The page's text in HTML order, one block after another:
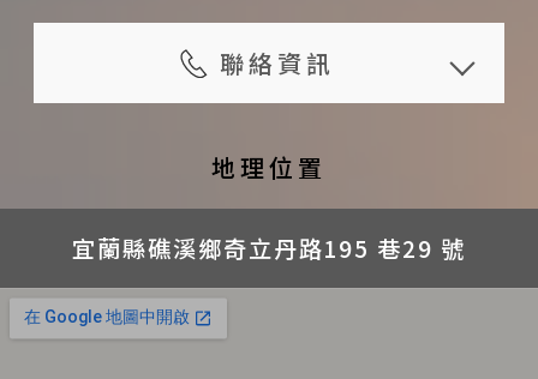
~ 6 歲之間孩童以成人價格5折計
費、3 歲以下孩童每房可有 1 位不
佔床不收費；上列優惠每房以2位為
限，第3位起以成人計費
攜帶大型行李的旅人請自行斟酌訂
提供位於一樓之房間可供行動不便
金額 100 %
旅人於預定住宿日 10 ~ 13 日
（含）前通知者，可退還已付
旅人於預定住宿日 7 ~ 9 日
（含）前通知者，可退還已付
金額 50 %
旅人於預定住宿日 4 ~ 6 日
（含）前通知者，可退還已付
冰箱
飲水機
自行車
雜誌
預約活動
賞鯨豚、繞行龜山島、登龜山島
代訂服務
免費自行車租賃服務
入住時間：16:00 ~ 21:00；須事先
與旅宿預約入住時間，請於入住 日
前預約
規定之退房時間
晚餐供應時間：請於入住時與旅宿
預約時間
為維護住宿品質，禁止攜帶寵物
聯絡資訊
宜蘭縣礁溪鄉奇立丹路195 巷29 號
電話
+8863-988-1717
* 訂房時，告訴主人你是來自 Dear
b&b 的讀者，入住時將有限量明信片可
地理位置
宜蘭縣礁溪鄉奇立丹路195 巷29 號